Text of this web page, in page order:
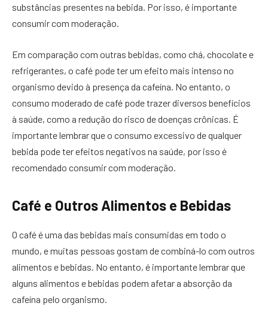
substâncias presentes na bebida. Por isso, é importante
consumir com moderação.
Em comparação com outras bebidas, como chá, chocolate e
refrigerantes, o café pode ter um efeito mais intenso no
organismo devido à presença da cafeína. No entanto, o
consumo moderado de café pode trazer diversos benefícios
à saúde, como a redução do risco de doenças crônicas. É
importante lembrar que o consumo excessivo de qualquer
bebida pode ter efeitos negativos na saúde, por isso é
recomendado consumir com moderação.
Café e Outros Alimentos e Bebidas
O café é uma das bebidas mais consumidas em todo o
mundo, e muitas pessoas gostam de combiná-lo com outros
alimentos e bebidas. No entanto, é importante lembrar que
alguns alimentos e bebidas podem afetar a absorção da
cafeína pelo organismo.